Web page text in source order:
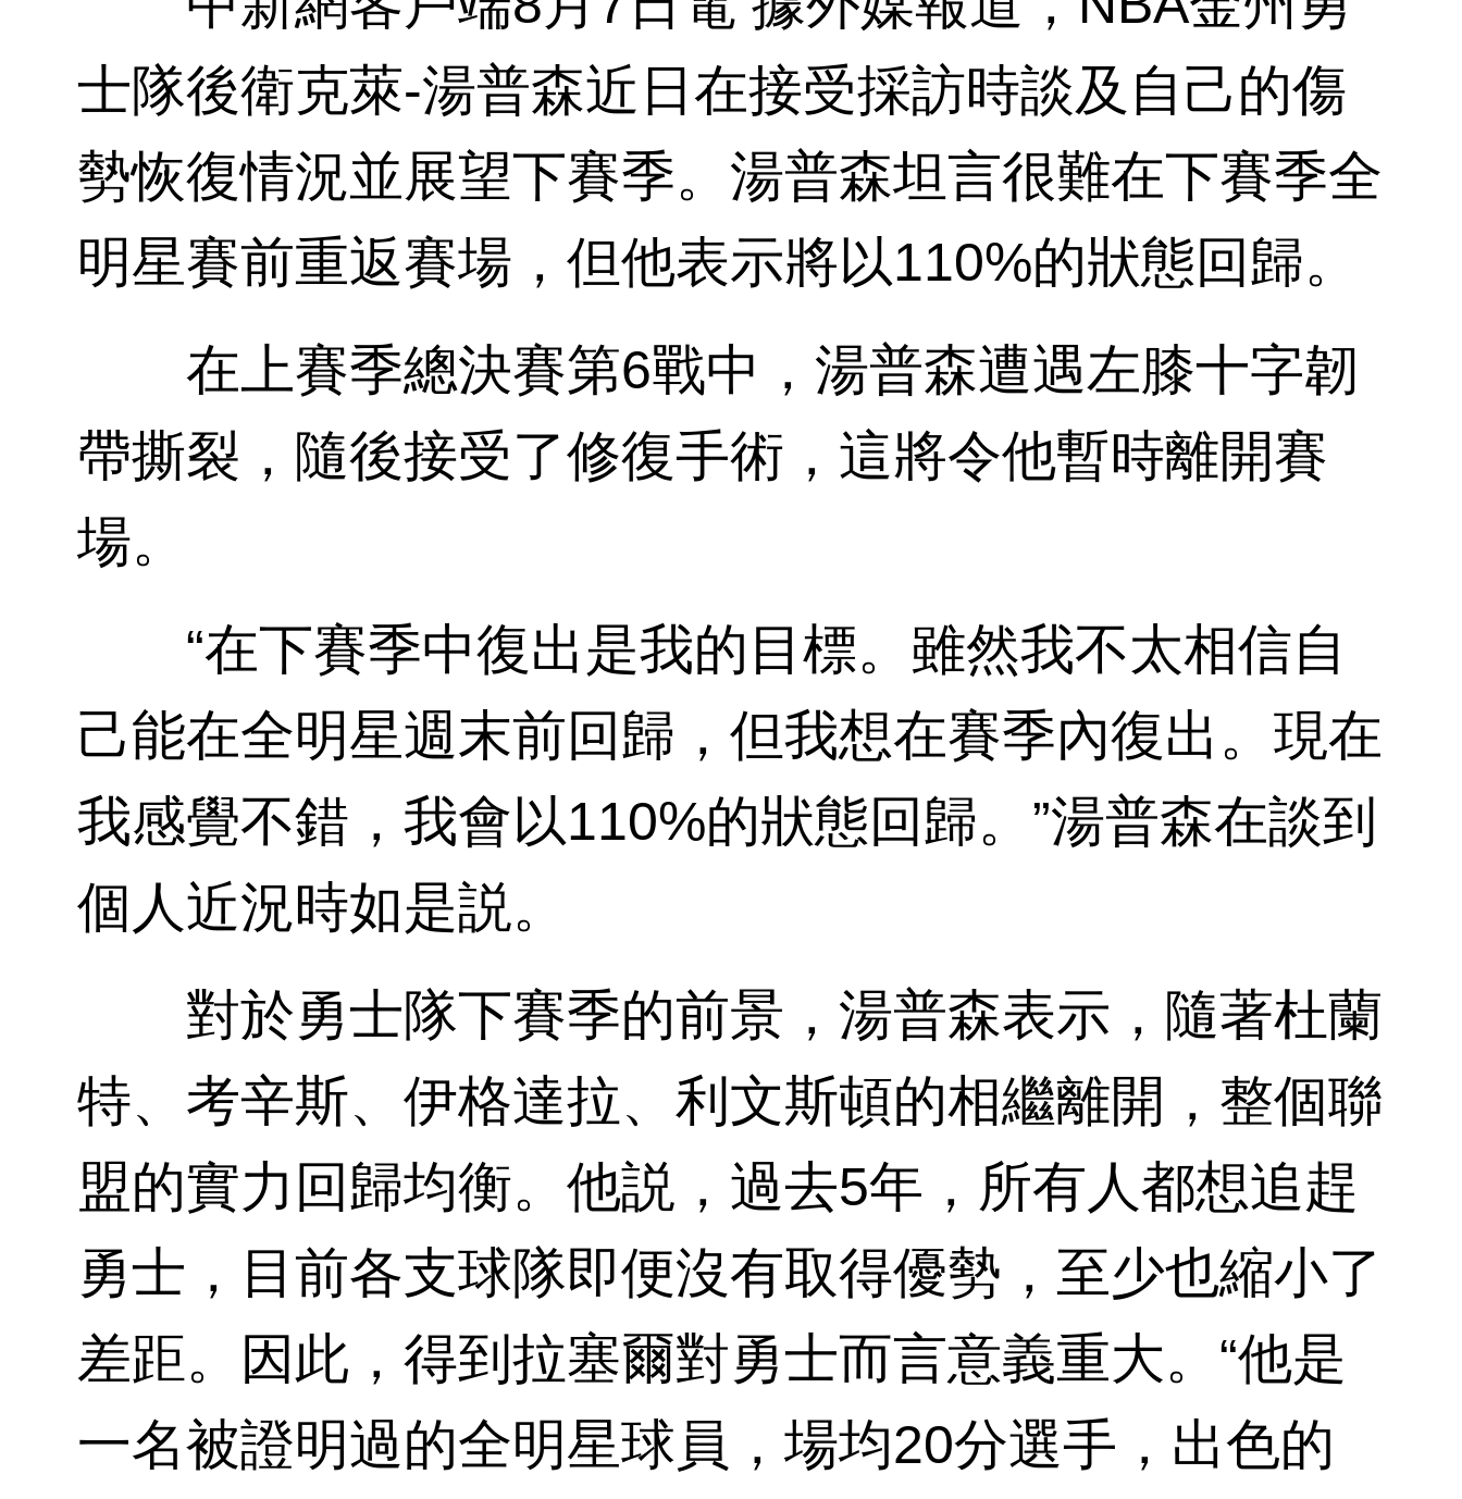
士隊後衛克萊-湯普森近日在接受採訪時談及自己的傷
勢恢復情況並展望下賽季。湯普森坦言很難在下賽季全
明星賽前重返賽場，但他表示將以110%的狀態回歸。
在上賽季總決賽第6戰中，湯普森遭遇左膝十字韌
帶撕裂，隨後接受了修復手術，這將令他暫時離開賽
場。
“在下賽季中復出是我的目標。雖然我不太相信自
己能在全明星週末前回歸，但我想在賽季內復出。現在
我感覺不錯，我會以110%的狀態回歸。”湯普森在談到
個人近況時如是説。
對於勇士隊下賽季的前景，湯普森表示，隨著杜蘭
特、考辛斯、伊格達拉、利文斯頓的相繼離開，整個聯
盟的實力回歸均衡。他説，過去5年，所有人都想追趕
勇士，目前各支球隊即便沒有取得優勢，至少也縮小了
差距。因此，得到拉塞爾對勇士而言意義重大。“他是
一名被證明過的全明星球員，場均20分選手，出色的